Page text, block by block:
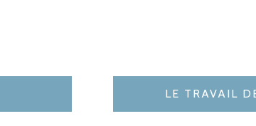
LE TRAVAIL